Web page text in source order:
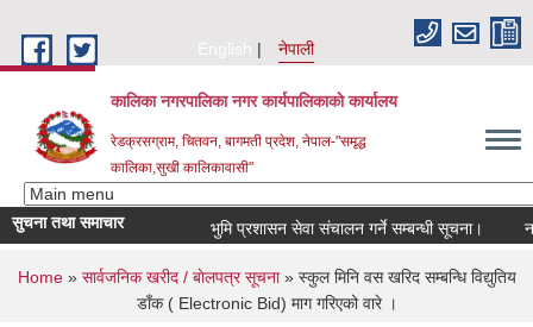
English
नेपाली
कालिका नगरपालिका नगर कार्यपालिकाकाे कार्यालय
रेडक्रसग्राम, चितवन, बागमती प्रदेश, नेपाल-"समृद्ध
कालिका,सुखी कालिकावासी"
सुचना तथा समाचार भुमि प्रशासन सेवा संचालन गर्ने सम्बन्धी सूचना।
You are here
Home» सार्वजनिक खरीद / बाेलपत्र सूचना» स्कुल मिनि वस खरिद सम्बन्धि विद्युतिय
डाँक ( Electronic Bid) माग गरिएको वारे ।